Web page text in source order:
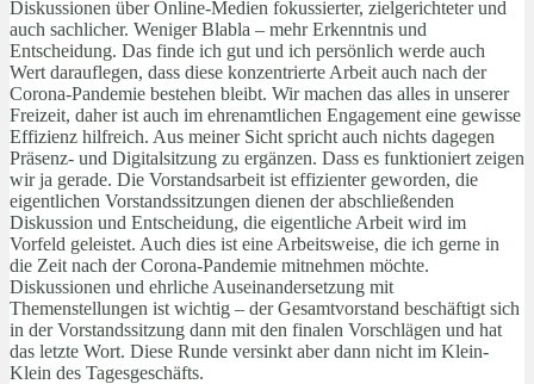
Diskussionen über Online-Medien fokussierter, zielgerichteter und
auch sachlicher. Weniger Blabla – mehr Erkenntnis und
Entscheidung. Das finde ich gut und ich persönlich werde auch
Wert darauflegen, dass diese konzentrierte Arbeit auch nach der
Corona-Pandemie bestehen bleibt. Wir machen das alles in unserer
Freizeit, daher ist auch im ehrenamtlichen Engagement eine gewisse
Effizienz hilfreich. Aus meiner Sicht spricht auch nichts dagegen
Präsenz- und Digitalsitzung zu ergänzen. Dass es funktioniert zeigen
wir ja gerade. Die Vorstandsarbeit ist effizienter geworden, die
eigentlichen Vorstandssitzungen dienen der abschließenden
Diskussion und Entscheidung, die eigentliche Arbeit wird im
Vorfeld geleistet. Auch dies ist eine Arbeitsweise, die ich gerne in
die Zeit nach der Corona-Pandemie mitnehmen möchte.
Diskussionen und ehrliche Auseinandersetzung mit
Themenstellungen ist wichtig – der Gesamtvorstand beschäftigt sich
in der Vorstandssitzung dann mit den finalen Vorschlägen und hat
das letzte Wort. Diese Runde versinkt aber dann nicht im Klein-
Klein des Tagesgeschäfts.